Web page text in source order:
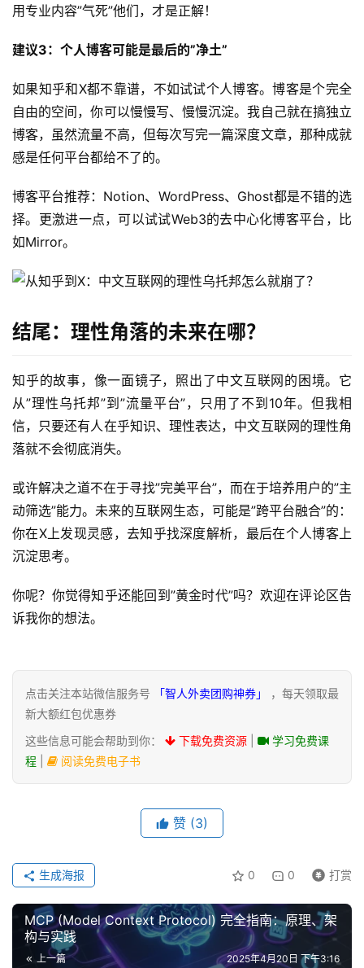
用专业内容”气死”他们，才是正解！
建议3：个人博客可能是最后的”净土”
如果知乎和X都不靠谱，不如试试个人博客。博客是个完全
自由的空间，你可以慢慢写、慢慢沉淀。我自己就在搞独立
博客，虽然流量不高，但每次写完一篇深度文章，那种成就
感是任何平台都给不了的。
博客平台推荐：Notion、WordPress、Ghost都是不错的选
择。更激进一点，可以试试Web3的去中心化博客平台，比
如Mirror。
结尾：理性角落的未来在哪？
知乎的故事，像一面镜子，照出了中文互联网的困境。它
从”理性乌托邦”到”流量平台”，只用了不到10年。但我相
信，只要还有人在乎知识、理性表达，中文互联网的理性角
落就不会彻底消失。
或许解决之道不在于寻找”完美平台”，而在于培养用户的”主
动筛选”能力。未来的互联网生态，可能是”跨平台融合”的：
你在X上发现灵感，去知乎找深度解析，最后在个人博客上
沉淀思考。
你呢？你觉得知乎还能回到”黄金时代”吗？欢迎在评论区告
诉我你的想法。
点击关注本站微信服务号 「智人外卖团购神券」
，每天领取最
新大额红包优惠券
这些信息可能会帮助到你：
下载免费资源
学习免费课
程
阅读免费电子书
赞 (3)
0 0 打赏
生成海报
MCP (Model Context Protocol) 完全指南：原理、架
构与实践
上一篇 2025年4月20日 下午3:16